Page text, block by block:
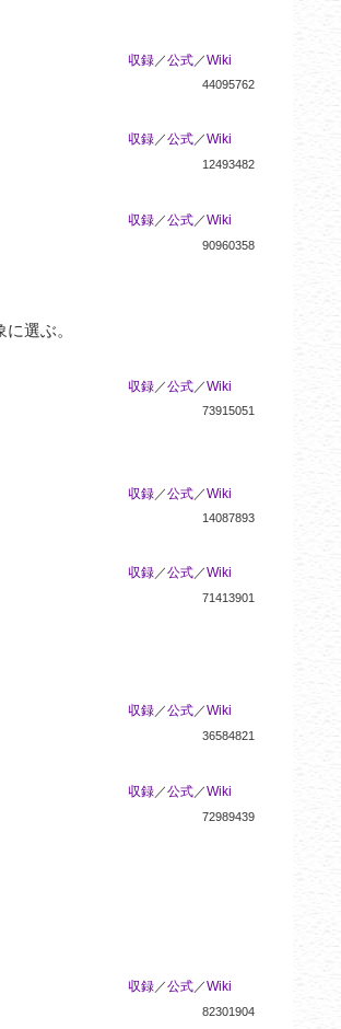
収録／公式／Wiki
44095762
収録／公式／Wiki
12493482
収録／公式／Wiki
90960358
選ぶ。
収録／公式／Wiki
73915051
収録／公式／Wiki
14087893
収録／公式／Wiki
71413901
収録／公式／Wiki
36584821
収録／公式／Wiki
72989439
収録／公式／Wiki
82301904